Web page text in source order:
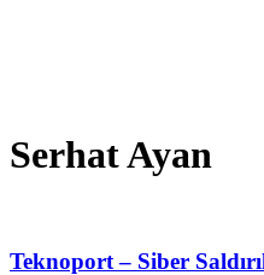
Serhat Ayan
Teknoport – Siber